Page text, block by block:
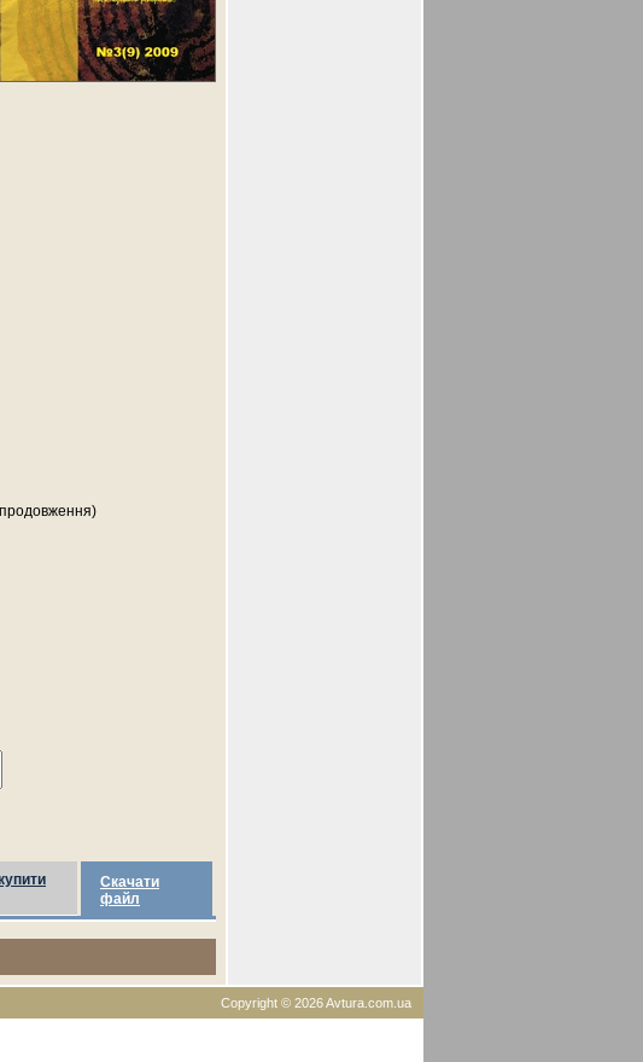
Скачати
файл
Copyright © 2026 Avtura.com.ua